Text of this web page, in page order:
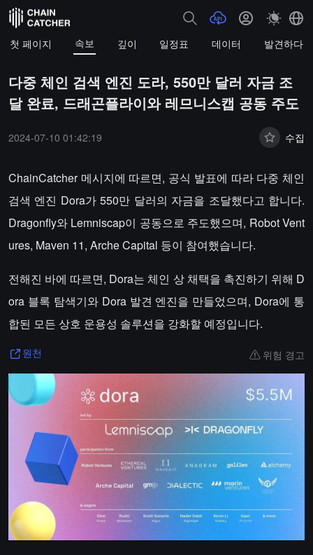
첫 페이지 속보 깊이 일정표 데이터 발견하다
다중 체인 검색 엔진 도라, 550만 달러 자금 조
달 완료, 드래곤플라이와 레므니스캡 공동 주도
2024-07-10 01:42:19 수집
ChainCatcher 메시지에 따르면, 공식 발표에 따라 다중 체인
검색 엔진 Dora가 550만 달러의 자금을 조달했다고 합니다.
Dragonfly와 Lemniscap이 공동으로 주도했으며, Robot Vent
ures, Maven 11, Arche Capital 등이 참여했습니다.
전해진 바에 따르면, Dora는 체인 상 채택을 촉진하기 위해 D
ora 블록 탐색기와 Dora 발견 엔진을 만들었으며, Dora에 통
합된 모든 상호 운용성 솔루션을 강화할 예정입니다.
원천 위험 경고